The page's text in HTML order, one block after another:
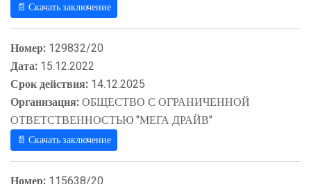
📄 Скачать заключение
Номер: 129832/20
Дата: 15.12.2022
Срок действия: 14.12.2025
Организация:ОБЩЕСТВО С ОГРАНИЧЕННОЙ
ОТВЕТСТВЕННОСТЬЮ "МЕГА ДРАЙВ"
📄 Скачать заключение